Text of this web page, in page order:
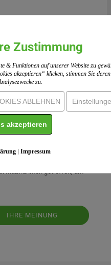
Maßnahmen getroffen, um
IHRE MEINUNG
Zustimmung
& Funktionen auf unserer Website zu
akzeptieren“ klicken, stimmen Sie
zu.
ABLEHNEN
akzeptieren
| Impressum